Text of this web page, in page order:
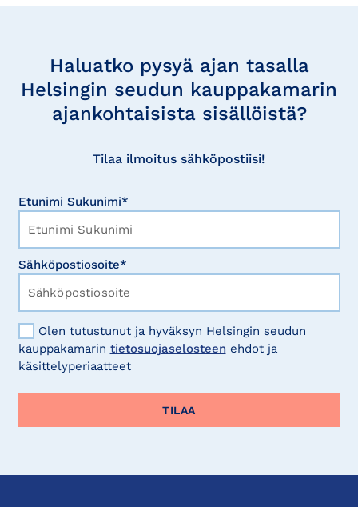
Haluatko pysyä ajan tasalla
Helsingin seudun kauppakamarin
ajankohtaisista sisällöistä?
Tilaa ilmoitus sähköpostiisi!
Etunimi Sukunimi*
Sähköpostiosoite*
Olen tutustunut ja hyväksyn Helsingin seudun
kauppakamarin tietosuojaselosteen ehdot ja
käsittelyperiaatteet